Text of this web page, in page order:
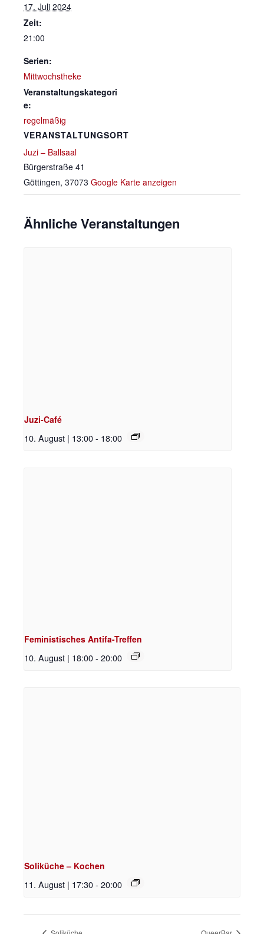
17. Juli 2024
Zeit:
21:00
Serien:
Mittwochstheke
Veranstaltungskategori
e:
regelmäßig
VERANSTALTUNGSORT
Juzi – Ballsaal
Bürgerstraße 41
Göttingen, 37073 Google Karte anzeigen
Ähnliche Veranstaltungen
Juzi-Café
10. August | 13:00- 18:00
Feministisches Antifa-Treffen
10. August | 18:00- 20:00
Soliküche – Kochen
11. August | 17:30- 20:00